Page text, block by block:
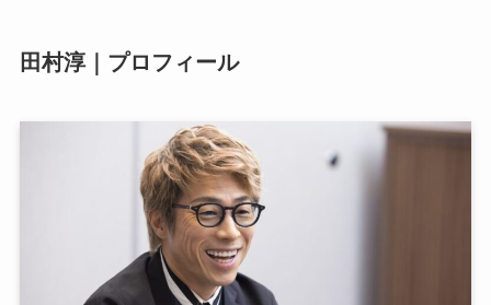
田村淳｜プロフィール